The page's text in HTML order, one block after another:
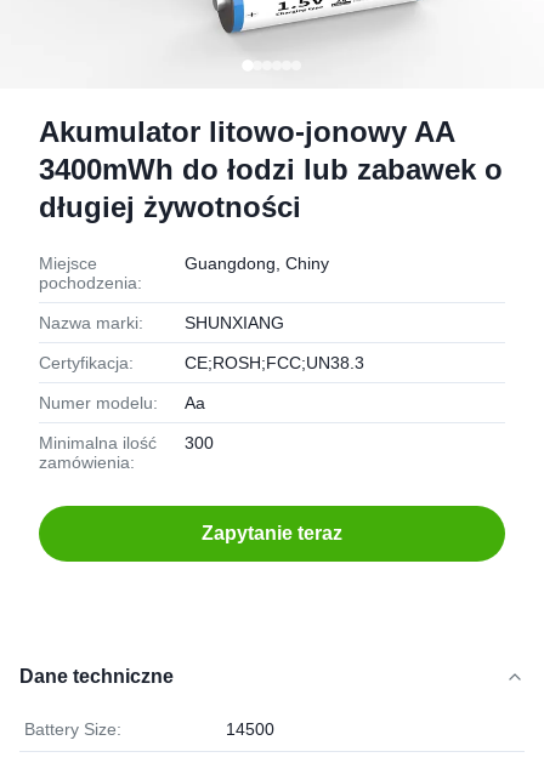
Akumulator litowo-jonowy AA
3400mWh do łodzi lub zabawek o
długiej żywotności
Miejsce
pochodzenia:
Guangdong, Chiny
Nazwa marki: SHUNXIANG
Certyfikacja: CE;ROSH;FCC;UN38.3
Numer modelu: Aa
Minimalna ilość
zamówienia:
300
Zapytanie teraz
Dane techniczne
Battery Size: 14500